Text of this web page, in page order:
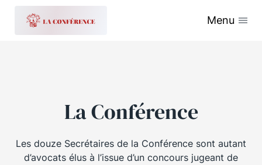
Menu
La Conférence
Les douze Secrétaires de la Conférence sont autant
d’avocats élus à l’issue d’un concours jugeant de